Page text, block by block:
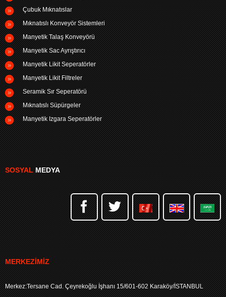
Çubuk Mıknatıslar
Mıknatıslı Konveyör Sistemleri
Manyetik Talaş Konveyörü
Manyetik Sac Ayrıştırıcı
Manyetik Likit Seperatörler
Manyetik Likit Filtreler
Seramik Sır Seperatörü
Mıknatıslı Süpürgeler
Manyetik Izgara Seperatörler
SOSYALMEDYA
MERKEZIMIZ
Merkez:Tersane Cad. Çeyrekoğlu İşhanı 15/601-602 Karaköy/İSTANBUL